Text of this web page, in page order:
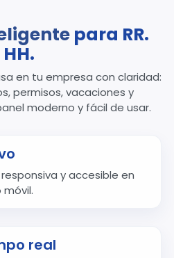
para RR.
HH.
en tu empresa con claridad:
permisos, vacaciones y
moderno y fácil de usar.
y accesible en
real